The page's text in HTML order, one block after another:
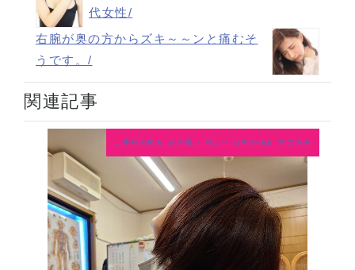
代女性/
右腕が奥の方からズキ～～ンと痛むそ
うです。/
関連記事
上半身の痛み 肩が重い 肩こり 背中の痛み 首の痛み